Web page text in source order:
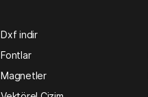
Dxf indir
Fontlar
Magnetler